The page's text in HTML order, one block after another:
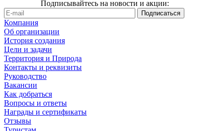
Подписывайтесь на новости и акции:
Компания
Об организации
История создания
Цели и задачи
Территория и Природа
Контакты и реквизиты
Руководство
Вакансии
Как добраться
Вопросы и ответы
Награды и сертификаты
Отзывы